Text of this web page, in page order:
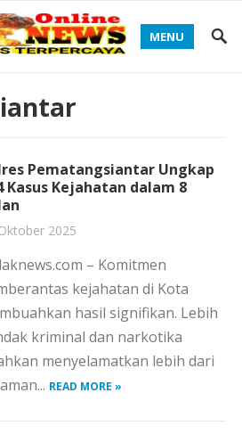
MENU
Pematangsiantar Ungkap
Kasus Kejahatan dalam 8
2025
– Komitmen
kejahatan di Kota
hasil signifikan. Lebih
kriminal dan narkotika
menyelamatkan lebih dari
READ MORE »